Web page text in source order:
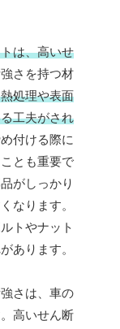
は、高いせ
さを持つ材
処理や表面
工夫がされ
付ける際に
とも重要で
がしっかり
なります。
トやナット
あります。
さは、車の
高いせん断